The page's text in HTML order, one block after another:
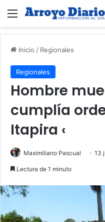
Menú
Inicio / Regionales
Regionales
Hombre
cumplía
Itapira ‹
Maximiliano Pascual 13
Lectura de 1 minuto